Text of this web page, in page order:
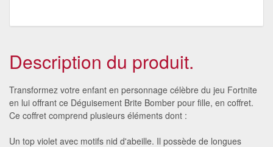
Description du produit.
Transformez votre enfant en personnage célèbre du jeu Fortnite
en lui offrant ce Déguisement Brite Bomber pour fille, en coffret.
Ce coffret comprend plusieurs éléments dont :
Un top violet avec motifs nid d'abeille. Il possède de longues